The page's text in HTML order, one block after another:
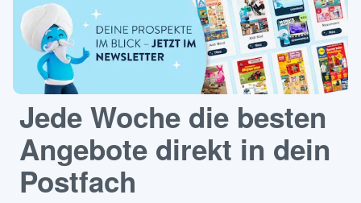
Jede Woche die besten
Angebote direkt in dein
Postfach